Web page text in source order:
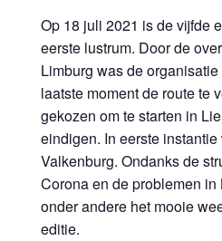
Op 18 juli 2021 is de vijfde
eerste lustrum. Door de
Limburg was de
laatste moment de route te
gekozen om te starten in
eindigen. In eerste
Valkenburg. Ondanks de
Corona en de problemen
onder andere het mooie
editie.